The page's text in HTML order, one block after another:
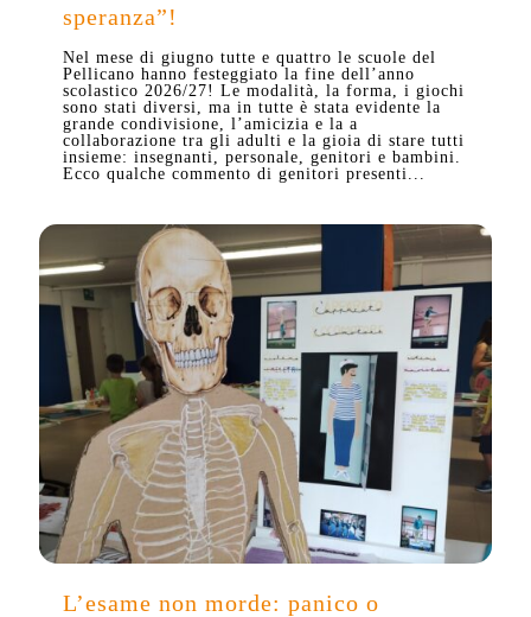
speranza”!
Nel mese di giugno tutte e quattro le scuole del
Pellicano hanno festeggiato la fine dell’anno
scolastico 2026/27! Le modalità, la forma, i giochi
sono stati diversi, ma in tutte è stata evidente la
grande condivisione, l’amicizia e la a
collaborazione tra gli adulti e la gioia di stare tutti
insieme: insegnanti, personale, genitori e bambini.
Ecco qualche commento di genitori presenti...
L’esame non morde: panico o